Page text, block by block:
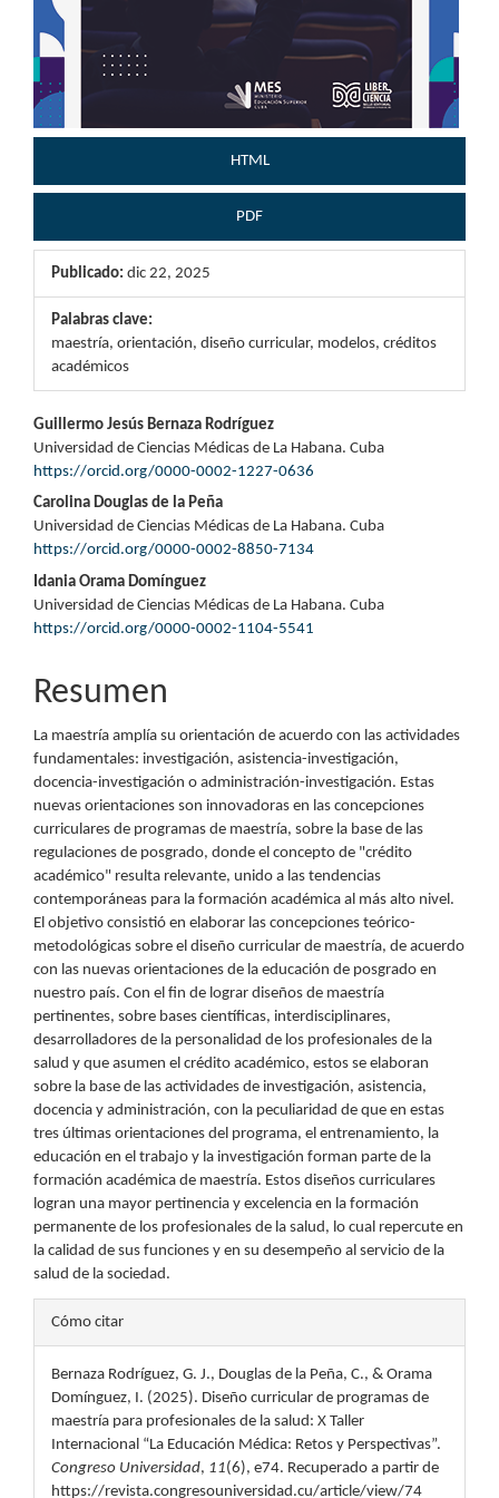
HTML
PDF
Publicado: dic 22, 2025
Palabras clave:
maestría, orientación, diseño curricular, modelos, créditos
académicos
Contenido
principal
del
artículo
Guillermo Jesús Bernaza Rodríguez
Universidad de Ciencias Médicas de La Habana. Cuba
https://orcid.org/0000-0002-1227-0636
Carolina Douglas de la Peña
Universidad de Ciencias Médicas de La Habana. Cuba
https://orcid.org/0000-0002-8850-7134
Idania Orama Domínguez
Universidad de Ciencias Médicas de La Habana. Cuba
https://orcid.org/0000-0002-1104-5541
Resumen
La maestría amplía su orientación de acuerdo con las actividades
fundamentales: investigación, asistencia-investigación,
docencia-investigación o administración-investigación. Estas
nuevas orientaciones son innovadoras en las concepciones
curriculares de programas de maestría, sobre la base de las
regulaciones de posgrado, donde el concepto de "crédito
académico" resulta relevante, unido a las tendencias
contemporáneas para la formación académica al más alto nivel.
El objetivo consistió en elaborar las concepciones teórico-
metodológicas sobre el diseño curricular de maestría, de acuerdo
con las nuevas orientaciones de la educación de posgrado en
nuestro país. Con el fin de lograr diseños de maestría
pertinentes, sobre bases científicas, interdisciplinares,
desarrolladores de la personalidad de los profesionales de la
salud y que asumen el crédito académico, estos se elaboran
sobre la base de las actividades de investigación, asistencia,
docencia y administración, con la peculiaridad de que en estas
tres últimas orientaciones del programa, el entrenamiento, la
educación en el trabajo y la investigación forman parte de la
formación académica de maestría. Estos diseños curriculares
logran una mayor pertinencia y excelencia en la formación
permanente de los profesionales de la salud, lo cual repercute en
la calidad de sus funciones y en su desempeño al servicio de la
salud de la sociedad.
Detalles
del
artículo
Cómo citar
Bernaza Rodríguez, G. J., Douglas de la Peña, C., & Orama
Domínguez, I. (2025). Diseño curricular de programas de
maestría para profesionales de la salud: X Taller
Internacional “La Educación Médica: Retos y Perspectivas”.
Congreso Universidad, 11(6), e74. Recuperado a partir de
https://revista.congresouniversidad.cu/article/view/74